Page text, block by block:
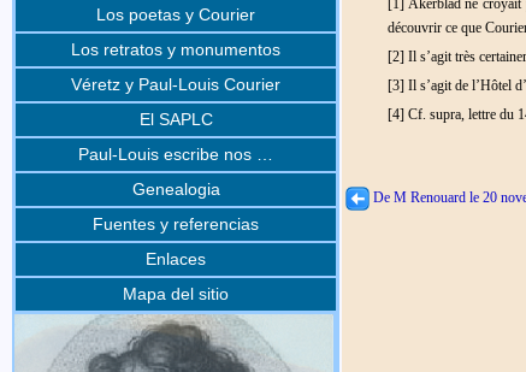
Los poetas y Courier
Los retratos y monumentos
Véretz y Paul-Louis Courier
El SAPLC
Paul-Louis escribe nos …
Genealogia
Fuentes y referencias
Enlaces
Mapa del sitio
[1] Akerblad ne croyait
découvrir ce que
[2] Il s’agit très
[3] Il s’agit de l’Hôtel
[4] Cf. supra, lettre du
De M Renouard le 20